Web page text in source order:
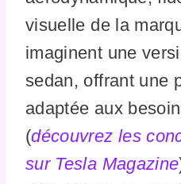
visuelle de la
imaginent une
sedan, offrant une
adaptée aux
(découvrez les
sur Tesla Magazine